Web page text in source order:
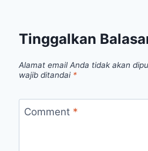
Tinggalkan
Alamat email Anda tidak akan
wajib ditandai *
Comment *